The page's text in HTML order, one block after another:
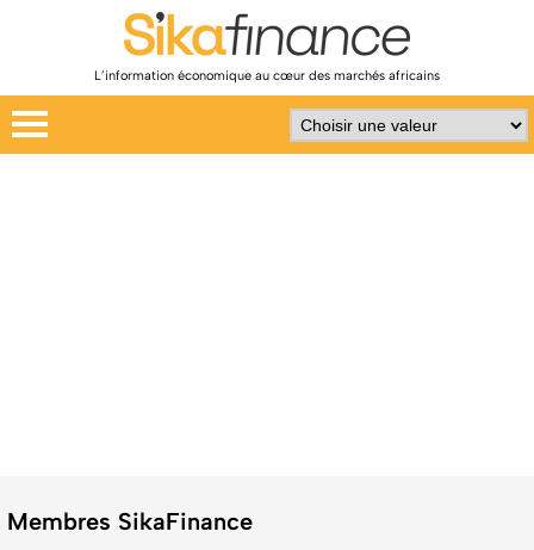
L’information économique au cœur des marchés africains
Membres SikaFinance